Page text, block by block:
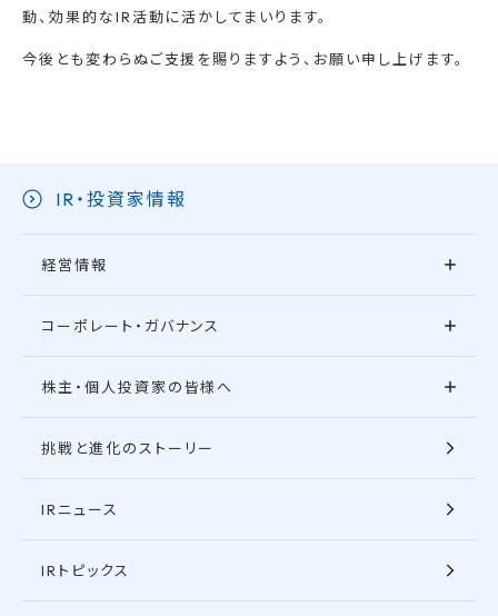
動、効果的なIR活動に活かしてまいります。
今後とも変わらぬご支援を賜りますよう、お願い申し上げます。
IR・投資家情報
経営情報
コーポレート・ガバナンス
株主・個人投資家の皆様へ
挑戦と進化のストーリー
IRニュース
IRトピックス